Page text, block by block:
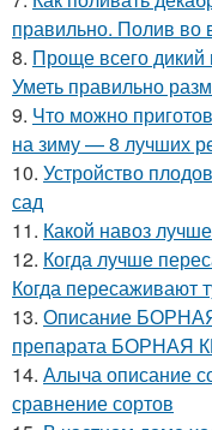
правильно. Полив во
8. Проще всего дикий
Уметь правильно
9. Что можно
на зиму — 8 лучших
10. Устройство
сад
11. Какой навоз
12. Когда лучше
Когда пересаживают
13. Описание
препарата БОРНАЯ
14. Алыча описание
сравнение сортов